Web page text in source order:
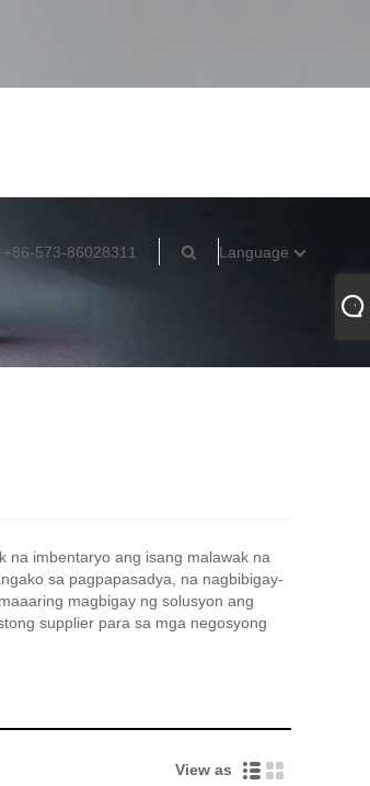
+86-573-86028311 Language
na imbentaryo ang isang malawak na
sa pagpapasadya, na nagbibigay-
magbigay ng solusyon ang
supplier para sa mga negosyong
View as